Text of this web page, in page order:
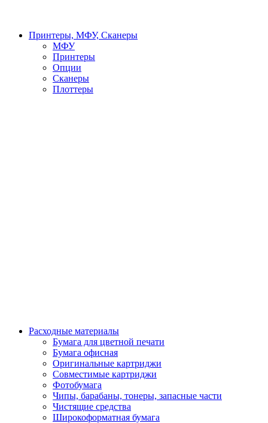
Принтеры, МФУ, Сканеры
МФУ
Принтеры
Опции
Сканеры
Плоттеры
Расходные материалы
Бумага для цветной печати
Бумага офисная
Оригинальные картриджи
Совместимые картриджи
Фотобумага
Чипы, барабаны, тонеры, запасные части
Чистящие средства
Широкоформатная бумага